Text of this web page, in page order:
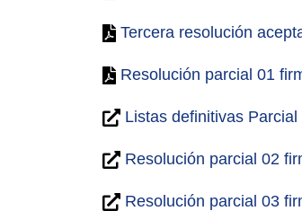
Tercera resolución
Resolución parcial 01
Listas definitivas
Resolución parcial 02
Resolución parcial 03